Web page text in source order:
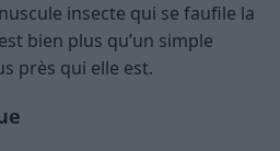
insecte qui se faufile la
bien plus qu’un simple
près qui elle est.